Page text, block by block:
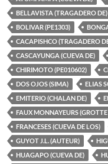
BELLAVISTA (TRAGADERO DE)
BOLIVAR (PE1303)
CACAPISHCO (TRAGADERO
CASCAYUNGA (CUEVA DE)
CHIRIMOTO (PE010602)
DOS OJOS (SIMA)
ELIAS
EMITERIO (CHALAN DE)
FAUX MONNAYEURS (GROTTE
FRANCESES (CUEVA DE LOS)
GUYOT J.L. (AUTEUR)
HUAGAPO (CUEVA DE)